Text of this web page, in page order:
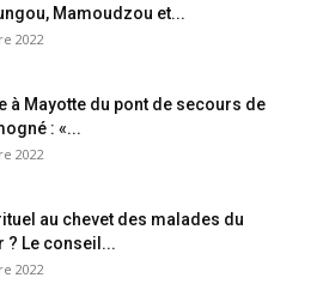
Mamoudzou et...
2022
à Mayotte du pont de secours de
: «...
2022
au chevet des malades du
? Le conseil...
2022